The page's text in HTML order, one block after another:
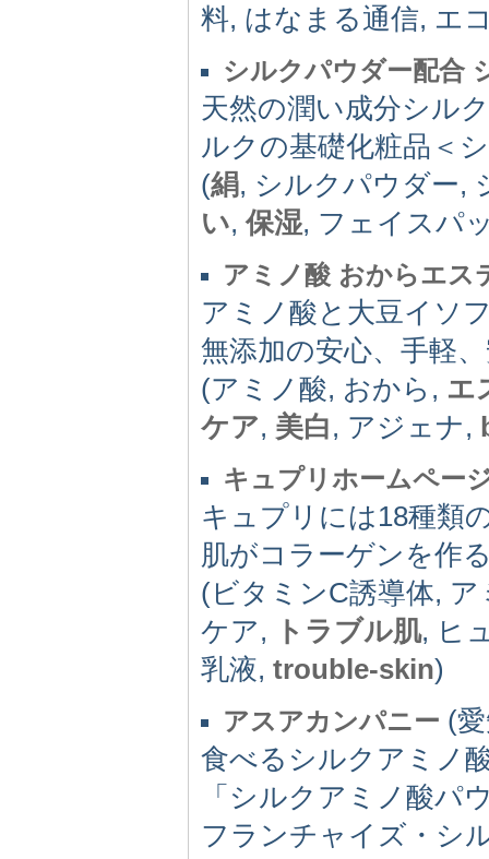
料, はなまる通信, エ
シルクパウダー配合
天然の潤い成分シル
ルクの基礎化粧品＜
(絹, シルクパウダー,
い,保湿, フェイスパ
アミノ酸 おからエス
アミノ酸と大豆イソ
無添加の安心、手軽
(アミノ酸, おから, エ
ケア, 美白, アジェナ,
キュプリホームペー
キュプリには18種類
肌がコラーゲンを作
(ビタミンC誘導体,
ケア,
トラブル肌, ヒ
乳液, trouble-skin)
アスアカンパニー (
食べるシルクアミノ
「シルクアミノ酸パ
フランチャイズ・シ